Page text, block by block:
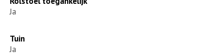
Ja
Tuin
Ja